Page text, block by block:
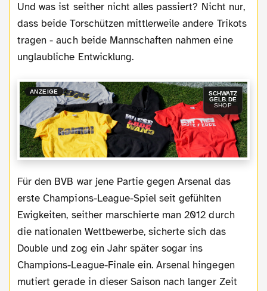
Und was ist seither nicht alles passiert? Nicht nur,
dass beide Torschützen mittlerweile andere Trikots
tragen - auch beide Mannschaften nahmen eine
unglaubliche Entwicklung.
ANZEIGE
SCHWATZ
GELB.DE
SHOP
Für den BVB war jene Partie gegen Arsenal das
erste Champions-League-Spiel seit gefühlten
Ewigkeiten, seither marschierte man 2012 durch
die nationalen Wettbewerbe, sicherte sich das
Double und zog ein Jahr später sogar ins
Champions-League-Finale ein. Arsenal hingegen
mutiert gerade in dieser Saison nach langer Zeit